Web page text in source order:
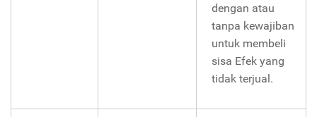
dengan atau
tanpa kewajiban
untuk membeli
sisa Efek yang
tidak terjual.